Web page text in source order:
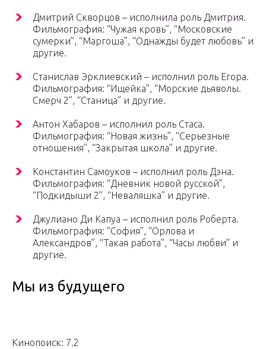
Дмитрий Скворцов – исполнила роль Дмитрия.
Фильмография: “Чужая кровь”, “Московские
сумерки”, “Маргоша”, “Однажды будет любовь” и
другие.
Станислав Эрклиевский – исполнил роль Егора.
Фильмография: “Ищейка”, “Морские дьяволы.
Смерч 2”, “Станица” и другие.
Антон Хабаров – исполнил роль Стаса.
Фильмография: “Новая жизнь”, “Серьезные
отношения”, “Закрытая школа” и другие.
Константин Самоуков – исполнил роль Дэна.
Фильмография: “Дневник новой русской”,
“Подкидыши 2”, “Неваляшка” и другие.
Джулиано Ди Капуа – исполнил роль Роберта.
Фильмография: “София”, “Орлова и
Александров”, “Такая работа”, “Часы любви” и
другие.
Мы из будущего
Кинопоиск: 7.2